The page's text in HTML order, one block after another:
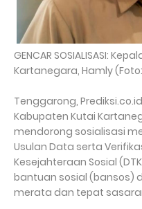
GENCAR SOSIALISASI:
Kartanegara, Hamly
Tenggarong,
Kabupaten Kutai
mendorong sosialisasi
Usulan Data serta
Kesejahteraan Sosial
bantuan sosial (bansos)
merata dan tepat